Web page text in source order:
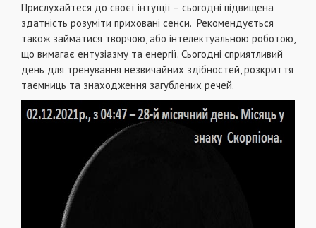
Прислухайтеся до своєї інтуїції – сьогодні підвищена
здатність розуміти приховані сенси. Рекомендується
також займатися творчою, або інтелектуальною роботою,
що вимагає ентузіазму та енергії. Сьогодні сприятливий
день для тренування незвичайних здібностей, розкриття
таємниць та знаходження загублених речей.